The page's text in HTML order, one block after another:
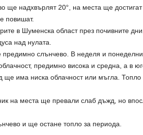
ще надхвърлят 20°, на места ще достигат
повишат.
в Шуменска област през почивните
над нулата.
предимно слънчево. В неделя и
предимно висока и средна, а в
има ниска облачност или мъгла.
на места ще превали слаб дъжд, но
и ще остане топло за периода.